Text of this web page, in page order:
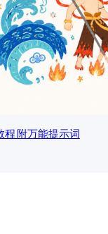
程 附万能提示词